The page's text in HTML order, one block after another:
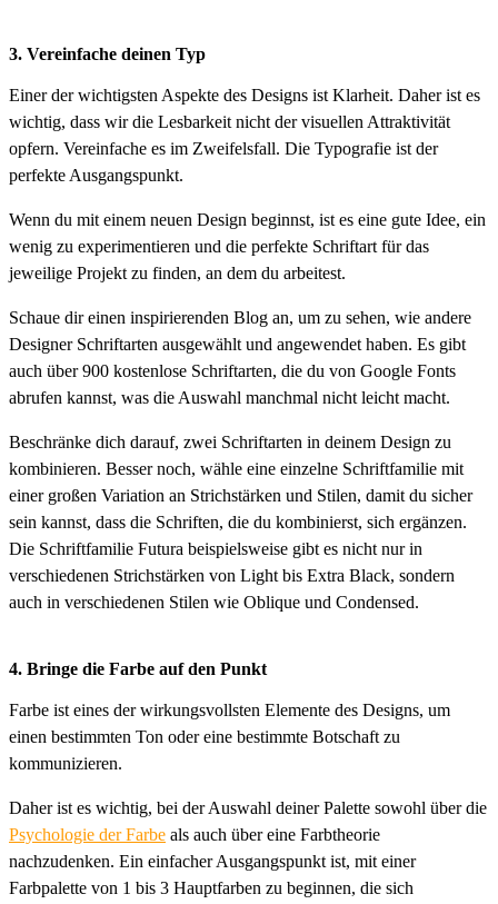
3. Vereinfache deinen Typ
Einer der wichtigsten Aspekte des Designs ist Klarheit. Daher ist es
wichtig, dass wir die Lesbarkeit nicht der visuellen Attraktivität
opfern. Vereinfache es im Zweifelsfall. Die Typografie ist der
perfekte Ausgangspunkt.
Wenn du mit einem neuen Design beginnst, ist es eine gute Idee, ein
wenig zu experimentieren und die perfekte Schriftart für das
jeweilige Projekt zu finden, an dem du arbeitest.
Schaue dir einen inspirierenden Blog an, um zu sehen, wie andere
Designer Schriftarten ausgewählt und angewendet haben. Es gibt
auch über 900 kostenlose Schriftarten, die du von Google Fonts
abrufen kannst, was die Auswahl manchmal nicht leicht macht.
Beschränke dich darauf, zwei Schriftarten in deinem Design zu
kombinieren. Besser noch, wähle eine einzelne Schriftfamilie mit
einer großen Variation an Strichstärken und Stilen, damit du sicher
sein kannst, dass die Schriften, die du kombinierst, sich ergänzen.
Die Schriftfamilie Futura beispielsweise gibt es nicht nur in
verschiedenen Strichstärken von Light bis Extra Black, sondern
auch in verschiedenen Stilen wie Oblique und Condensed.
4. Bringe die Farbe auf den Punkt
Farbe ist eines der wirkungsvollsten Elemente des Designs, um
einen bestimmten Ton oder eine bestimmte Botschaft zu
kommunizieren.
Daher ist es wichtig, bei der Auswahl deiner Palette sowohl über die
Psychologie der Farbe als auch über eine Farbtheorie
nachzudenken. Ein einfacher Ausgangspunkt ist, mit einer
Farbpalette von 1 bis 3 Hauptfarben zu beginnen, die sich